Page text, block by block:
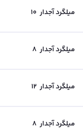
میلگرد آجدار 10
میلگرد آجدار 8
میلگرد آجدار 12
میلگرد آجدار 8